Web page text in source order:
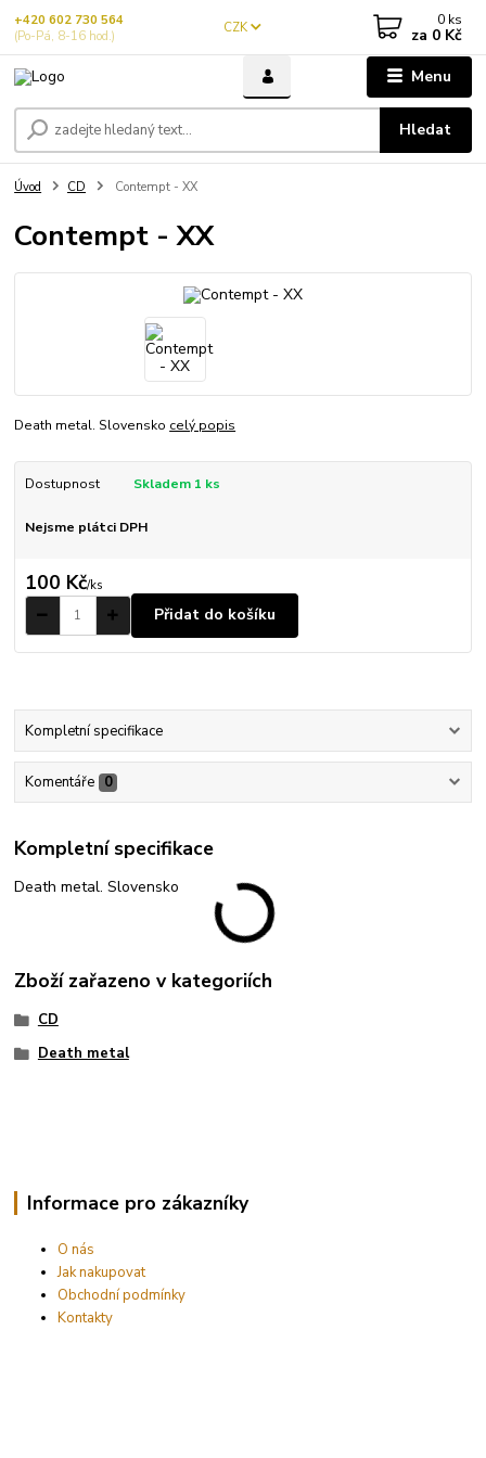
Menu
CZK
Hledat
+420 602 730 564
(Po-Pá, 8-16 hod.)
0 ks
za 0 Kč
Úvod CD Contempt - XX
Contempt - XX
Death metal. Slovensko celý popis
Dostupnost Skladem 1 ks
Nejsme plátci DPH
100 Kč/ks
Přidat do košíku
Kompletní specifikace
Komentáře 0
Kompletní specifikace
Death metal. Slovensko
Zboží zařazeno v kategoriích
CD
Death metal
Informace pro zákazníky
O nás
Jak nakupovat
Obchodní podmínky
Kontakty